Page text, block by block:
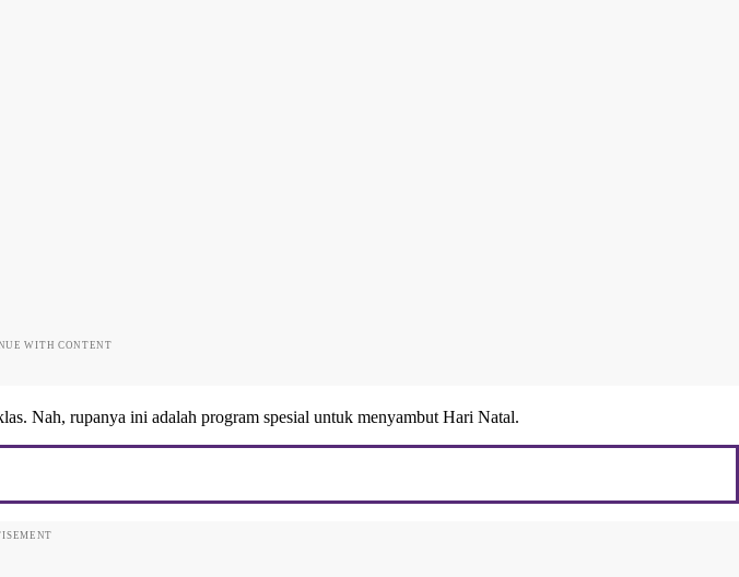
WITH CONTENT
Nah, rupanya ini adalah program spesial untuk menyambut Hari Natal.